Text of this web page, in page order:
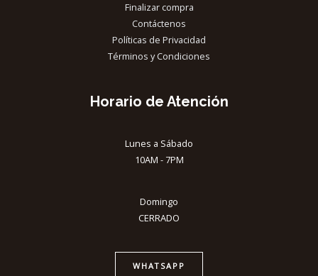
Finalizar compra
Contáctenos
Políticas de Privacidad
Términos y Condiciones
Horario de Atención
Lunes a Sábado
10AM - 7PM
Domingo
CERRADO
WHATSAPP